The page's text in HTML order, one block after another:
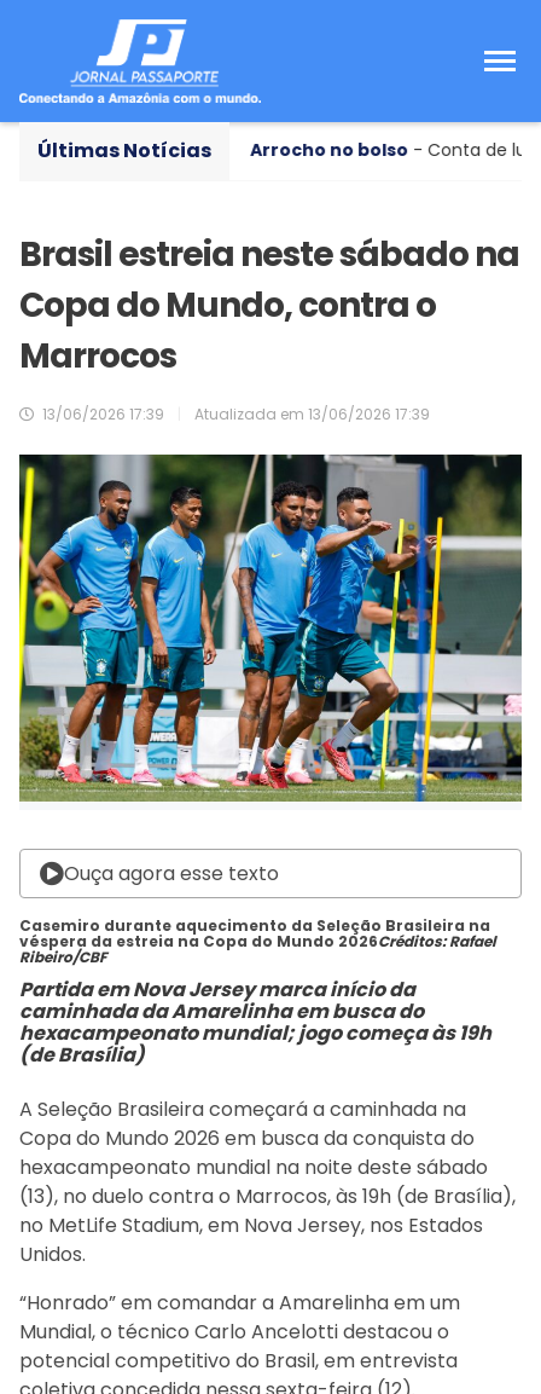
Últimas Notícias
Arrocho no bolso- Conta de luz no Pará pode
Brasil estreia neste sábado na
Copa do Mundo, contra o
Marrocos
13/06/2026 17:39 Atualizada em 13/06/2026 17:39
Ouça agora esse texto
Casemiro durante aquecimento da Seleção Brasileira na
véspera da estreia na Copa do Mundo 2026Créditos: Rafael
Ribeiro/CBF
Partida em Nova Jersey marca início da
caminhada da Amarelinha em busca do
hexacampeonato mundial; jogo começa às 19h
(de Brasília)
A Seleção Brasileira começará a caminhada na
Copa do Mundo 2026 em busca da conquista do
hexacampeonato mundial na noite deste sábado
(13), no duelo contra o Marrocos, às 19h (de Brasília),
no MetLife Stadium, em Nova Jersey, nos Estados
Unidos.
“Honrado” em comandar a Amarelinha em um
Mundial, o técnico Carlo Ancelotti destacou o
potencial competitivo do Brasil, em entrevista